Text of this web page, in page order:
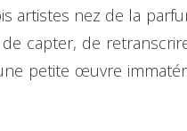
artistes nez de la
capter, de
petite œuvre